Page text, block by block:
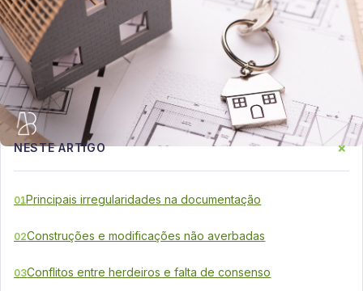
NESTE ARTIGO +
01Principais irregularidades na documentação
02Construções e modificações não averbadas
03Conflitos entre herdeiros e falta de consenso